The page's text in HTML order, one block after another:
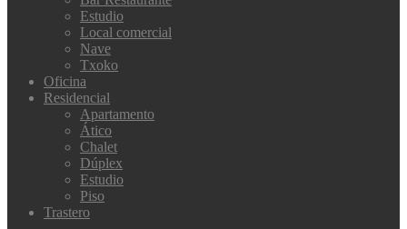
Estudio
Local comercial
Nave
Txoko
Oficina
Residencial
Apartamento
Ático
Chalet
Dúplex
Estudio
Piso
Trastero